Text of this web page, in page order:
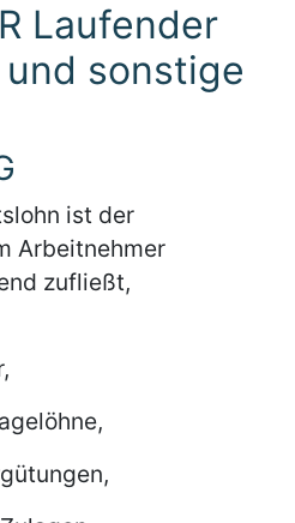
Laufender
sonstige
ist der
Arbeitnehmer
zufließt,